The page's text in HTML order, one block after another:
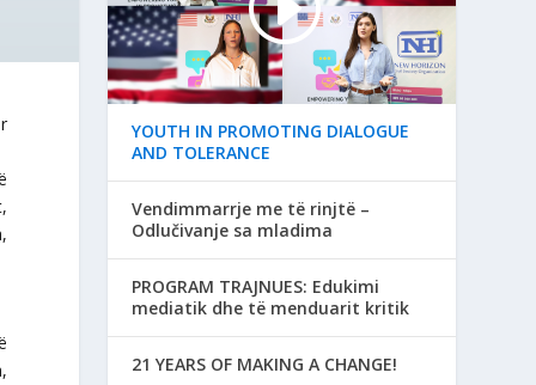
YOUTH IN PROMOTING DIALOGUE
AND TOLERANCE
Vendimmarrje me të rinjtë –
Odlučivanje sa mladima
PROGRAM TRAJNUES: Edukimi
mediatik dhe të menduarit kritik
21 YEARS OF MAKING A CHANGE!